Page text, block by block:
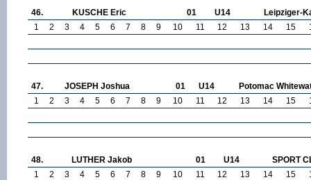
46. KUSCHE Eric 01 U14
Leipziger-
1
2 3 4 5 6 7 8 9 10 11 12 13 14 15
47. JOSEPH Joshua 01 U14
Potomac
1
2 3 4 5 6 7 8 9 10 11 12 13 14 15
48. LUTHER Jakob 01 U14
SPORT
1
2 3 4 5 6 7 8 9 10 11 12 13 14 15